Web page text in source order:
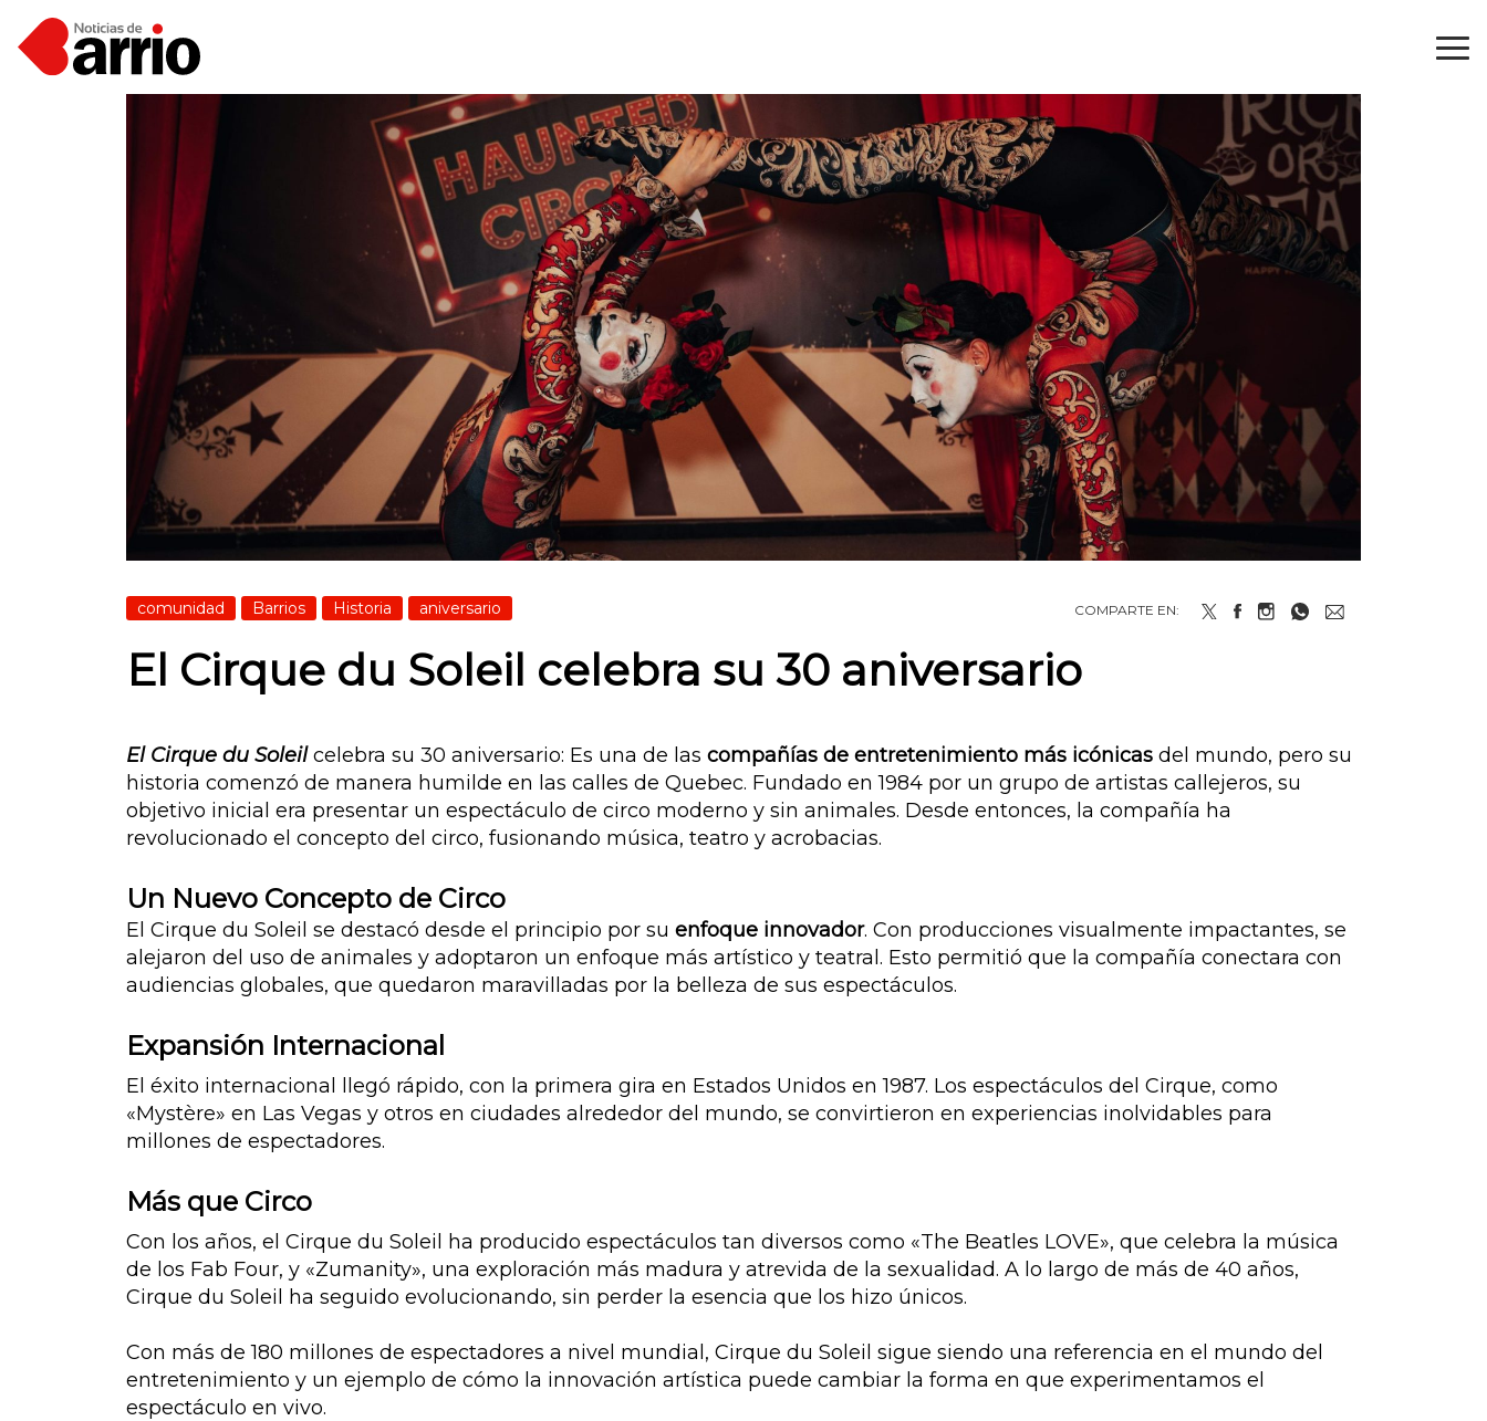
comunidad Barrios Historia aniversario COMPARTE EN:
El Cirque du Soleil celebra su 30 aniversario
El Cirque du Soleilcelebra su 30 aniversario: Es una de las compañías de entretenimiento más icónicas del mundo, pero su
historia comenzó de manera humilde en las calles de Quebec. Fundado en 1984 por un grupo de artistas callejeros, su
objetivo inicial era presentar un espectáculo de circo moderno y sin animales. Desde entonces, la compañía ha
revolucionado el concepto del circo, fusionando música, teatro y acrobacias.
Un Nuevo Concepto de Circo
El Cirque du Soleil se destacó desde el principio por su enfoque innovador. Con producciones visualmente impactantes, se
alejaron del uso de animales y adoptaron un enfoque más artístico y teatral. Esto permitió que la compañía conectara con
audiencias globales, que quedaron maravilladas por la belleza de sus espectáculos.
Expansión Internacional
El éxito internacional llegó rápido, con la primera gira en Estados Unidos en 1987. Los espectáculos del Cirque, como
«Mystère» en Las Vegas y otros en ciudades alrededor del mundo, se convirtieron en experiencias inolvidables para
millones de espectadores.
Más que Circo
Con los años, el Cirque du Soleil ha producido espectáculos tan diversos como «The Beatles LOVE», que celebra la música
de los Fab Four, y «Zumanity», una exploración más madura y atrevida de la sexualidad. A lo largo de más de 40 años,
Cirque du Soleil ha seguido evolucionando, sin perder la esencia que los hizo únicos.
Con más de 180 millones de espectadores a nivel mundial, Cirque du Soleil sigue siendo una referencia en el mundo del
entretenimiento y un ejemplo de cómo la innovación artística puede cambiar la forma en que experimentamos el
espectáculo en vivo.